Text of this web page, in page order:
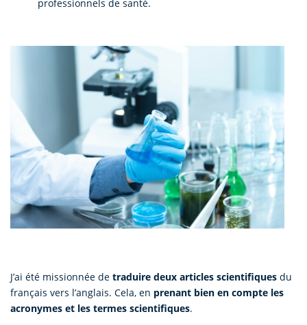
professionnels de santé.
J’ai été missionnée de traduire deux articles scientifiques du
français vers l’anglais. Cela, en prenant bien en compte les
acronymes et les termes scientifiques.